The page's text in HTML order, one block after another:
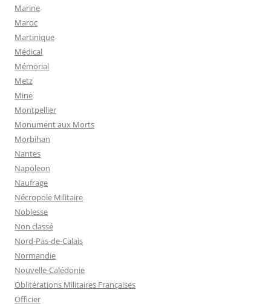
Marine
Maroc
Martinique
Médical
Mémorial
Metz
Mine
Montpellier
Monument aux Morts
Morbihan
Nantes
Napoleon
Naufrage
Nécropole Militaire
Noblesse
Non classé
Nord-Pas-de-Calais
Normandie
Nouvelle-Calédonie
Oblitérations Militaires Françaises
Officier